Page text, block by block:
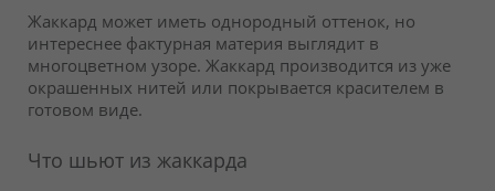
Жаккард может иметь однородный оттенок, но
интереснее фактурная материя выглядит в
многоцветном узоре. Жаккард производится из уже
окрашенных нитей или покрывается красителем в
готовом виде.
Что шьют из жаккарда